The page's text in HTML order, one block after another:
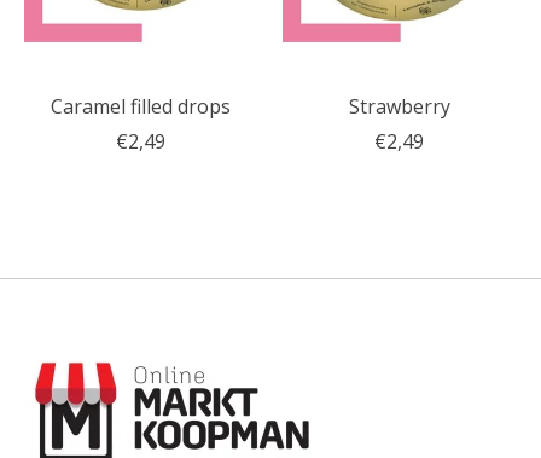
Caramel filled drops
€2,49
Strawberry
€2,49